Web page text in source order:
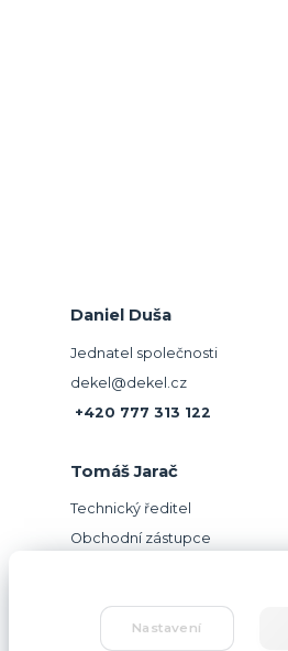
Daniel Duša
Jednatel společnosti
dekel@dekel.cz
+420 777 313 122
Tomáš Jarač
Technický ředitel
Obchodní zástupce
Nastavení